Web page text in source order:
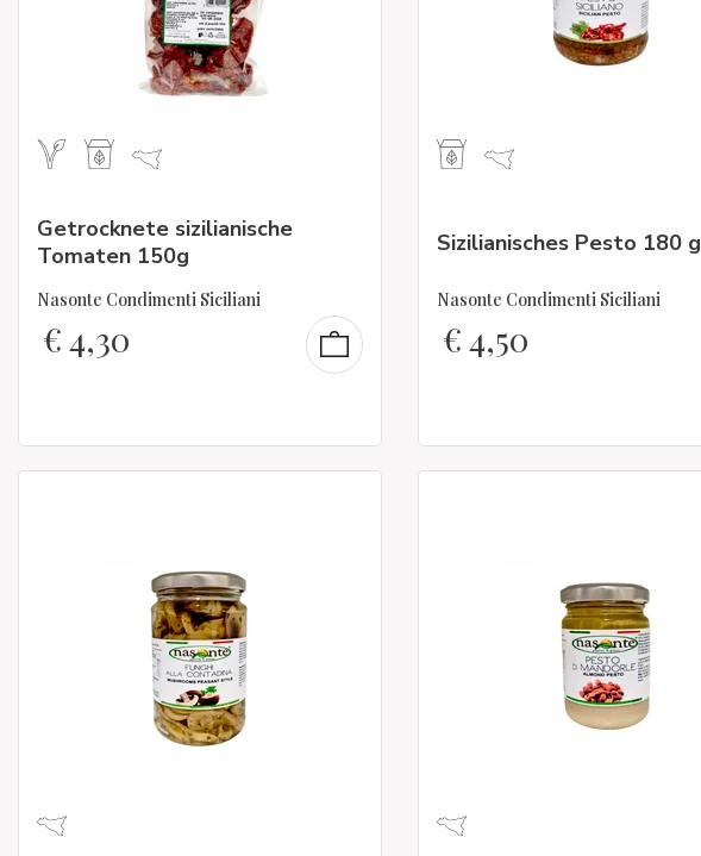
Getrocknete sizilianische
Tomaten 150g
Nasonte Condimenti Siciliani
€4,30
Sizilianisches Pesto 180 g
Nasonte Condimenti Siciliani
€4,50